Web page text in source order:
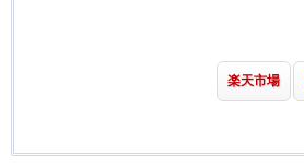
楽天市場